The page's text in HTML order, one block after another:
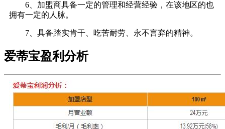
6、加盟商具备一定的管理和经营经验，在该地区的也
拥有一定的人脉。
7、具备踏实肯干、吃苦耐劳、永不言弃的精神。
爱蒂宝盈利分析